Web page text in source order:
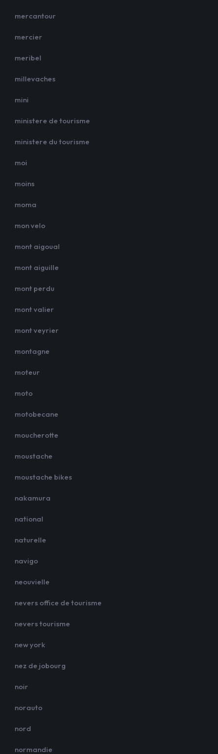
mercantour
mercier
meribel
millevaches
mini
ministere de tourisme
ministere du tourisme
moi
moins
moma
mon velo
mont aigoual
mont aiguille
mont perdu
mont valier
mont veyrier
montagne
moteur
moto
motobecane
moucherotte
moustache
moustache bikes
nakamura
national
naturelle
navigo
neouvielle
nevers office de tourisme
nevers tourisme
new york
nez de jobourg
noir
norauto
nord
normandie